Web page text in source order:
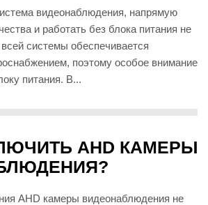
видеонаблюдения, напрямую
и работать без блока питания не
системы обеспечивается
поэтому особое внимание
питания. В...
AHD КАМЕРЫ
AHD камеры видеонаблюдения не